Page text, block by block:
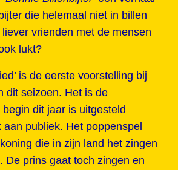
die helemaal niet in billen
vrienden met de mensen
lukt?
is de eerste voorstelling bij
dit seizoen. Het is de
dit jaar is uitgesteld
aan publiek. Het poppenspel
die in zijn land het zingen
De prins gaat toch zingen en